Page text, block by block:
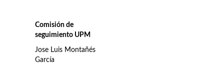
Comisión de
seguimiento UPM
Jose Luis Montañés
García